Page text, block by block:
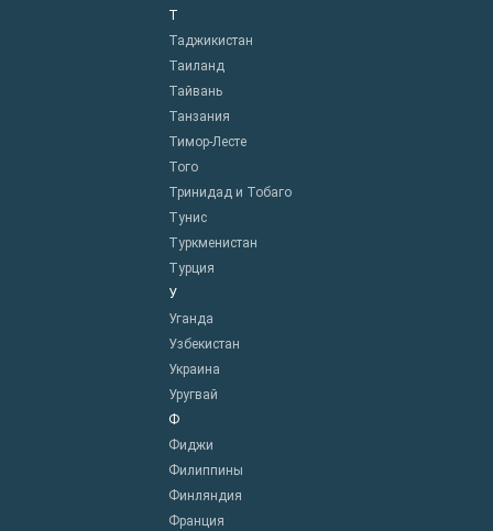
Т
Таджикистан
Таиланд
Тайвань
Танзания
Тимор-Лесте
Того
Тринидад и Тобаго
Тунис
Туркменистан
Турция
У
Уганда
Узбекистан
Украина
Уругвай
Ф
Фиджи
Филиппины
Финляндия
Франция